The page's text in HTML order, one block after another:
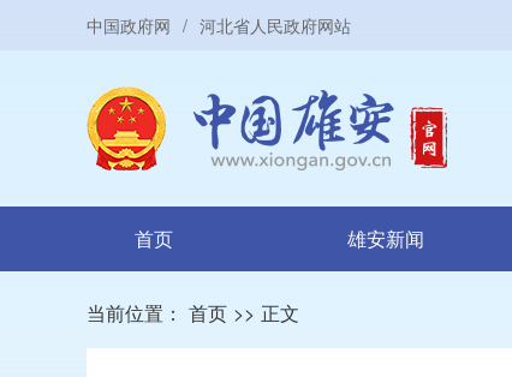
中国政府网 / 河北省人民政府网站
首页 雄安新闻
当前位置： 首页 >> 正文